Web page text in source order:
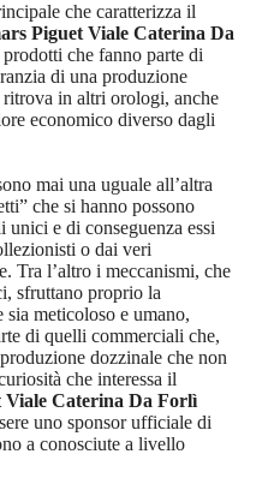
che caratterizza il
Piguet Viale Caterina Da
che fanno parte di
di una produzione
in altri orologi, anche
economico diverso dagli
mai una uguale all’altra
che si hanno possono
unici e di conseguenza essi
o dai veri
Tra l’altro i meccanismi, che
sfruttano proprio la
meticoloso e umano,
di quelli commerciali che,
dozzinale che non
che interessa il
Viale Caterina Da Forlì
uno sponsor ufficiale di
a conosciute a livello